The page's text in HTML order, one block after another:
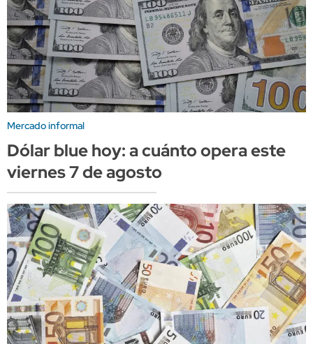
Mercado informal
Dólar blue hoy: a cuánto opera este
viernes 7 de agosto